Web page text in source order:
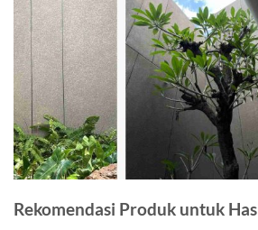
Rekomendasi Produk untuk